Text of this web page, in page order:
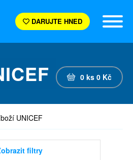
DARUJTE HNED
0 ks 0 Kč
UNICEF
filtry